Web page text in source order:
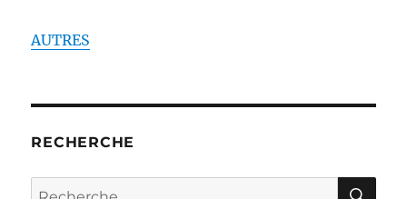
AUTRES
RECHERCHE
Recherche